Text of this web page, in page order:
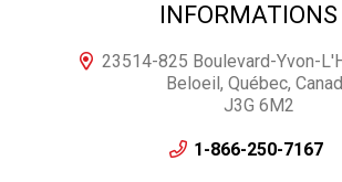
INFORMATIONS
23514-825 Boulevard-Yvon-
Beloeil, Québec,
J3G 6M2
1-866-250-7167